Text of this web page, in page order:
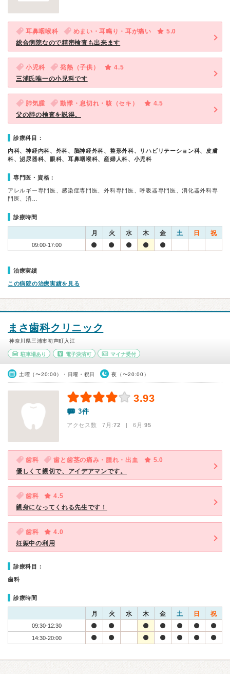
耳鼻咽喉科 めまい・耳鳴り・耳が痛い
5.0
総合病院なので精密検査も出来ます
小児科 発熱（子供）
4.5
三浦氏唯一の小児科です
肺気腫 動悸・息切れ・咳（セキ）
4.5
父の肺の検査を説得。
診療科目：
内科、神経内科、外科、脳神経外科、整形外科、リハビリテーション科、皮膚
科、泌尿器科、眼科、耳鼻咽喉科、産婦人科、小児科
専門医・資格：
アレルギー専門医、感染症専門医、外科専門医、呼吸器専門医、消化器外科専
門医、消…
診療時間
月 火 水 木 金 土 日 祝
09:00-17:00
治療実績
この病院の治療実績を見る
まさ歯科クリニック
神奈川県三浦市初声町入江
駐車場あり 電子決済可 マイナ受付
土曜（〜20:00）・日曜・祝日 夜（〜20:00）
3.93
3件
アクセス数 7月:72 | 6月:95
歯科 歯と歯茎の痛み・腫れ・出血
5.0
優しくて親切で、アイデアマンです。
歯科
4.5
親身になってくれる先生です！
歯科
4.0
妊娠中の利用
診療科目：
歯科
診療時間
月 火 水 木 金 土 日 祝
09:30-12:30
14:30-20:00